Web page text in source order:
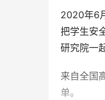
2020年6
把学生安
研究院一
来自全国
单。